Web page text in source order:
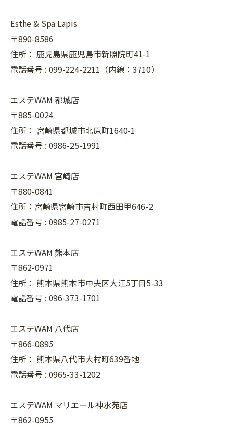
Esthe & Spa Lapis
〒890-8586
住所： 鹿児島県鹿児島市新照院町41-1
電話番号 : 099-224-2211（内線：3710）
エステWAM 都城店
〒885-0024
住所： 宮崎県都城市北原町1640-1
電話番号 : 0986-25-1991
エステWAM 宮崎店
〒880-0841
住所：宮崎県宮崎市吉村町西田甲646-2
電話番号 : 0985-27-0271
エステWAM 熊本店
〒862-0971
住所： 熊本県熊本市中央区大江5丁目5-33
電話番号 : 096-373-1701
エステWAM 八代店
〒866-0895
住所： 熊本県八代市大村町639番地
電話番号 : 0965-33-1202
エステWAM マリエール神水苑店
〒862-0955